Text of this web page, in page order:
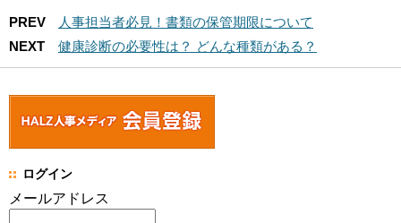
PREV
人事担当者必見！書類の保管期限について
NEXT
健康診断の必要性は？ どんな種類がある？
ログイン
メールアドレス